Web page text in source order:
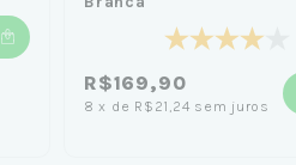
R$169,90
8 x de R$21,24 sem juros